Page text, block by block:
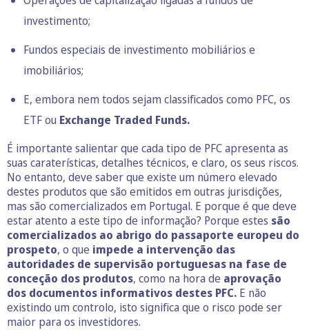
investimento;
Fundos especiais de investimento mobiliários e
imobiliários;
E, embora nem todos sejam classificados como PFC, os
ETF ou Exchange Traded Funds.
É importante salientar que cada tipo de PFC apresenta as
suas caraterísticas, detalhes técnicos, e claro, os seus riscos.
No entanto, deve saber que existe um número elevado
destes produtos que são emitidos em outras jurisdições,
mas são comercializados em Portugal. E porque é que deve
estar atento a este tipo de informação? Porque estes são
comercializados ao abrigo do passaporte europeu do
prospeto, o que impede a intervenção das
autoridades de supervisão portuguesas na fase de
conceção dos produtos, como na hora de aprovação
dos documentos informativos destes PFC. E não
existindo um controlo, isto significa que o risco pode ser
maior para os investidores.